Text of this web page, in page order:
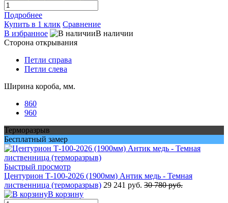
Подробнее
Купить в 1 клик Сравнение
В избранное
В наличии
Сторона открывания
Петли справа
Петли слева
Ширина короба, мм.
860
960
Терморазрыв
Бесплатный замер
Быстрый просмотр
Центурион Т-100-2026 (1900мм) Антик медь - Темная
лиственница (терморазрыв) 29 241 руб. 30 780 руб.
В корзину